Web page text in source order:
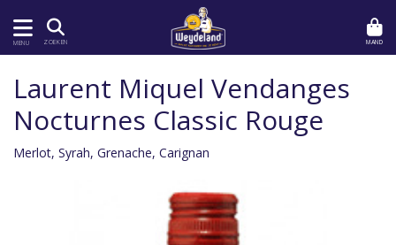
MENU ZOEKEN MAND
Laurent Miquel Vendanges
Nocturnes Classic Rouge
Merlot, Syrah, Grenache, Carignan